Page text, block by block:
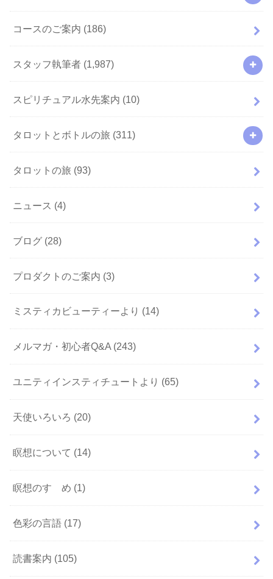
コースのご案内 (186)
スタッフ執筆者 (1,987)
スピリチュアル水先案内 (10)
タロットとボトルの旅 (311)
タロットの旅 (93)
ニュース (4)
ブログ (28)
プロダクトのご案内 (3)
ミスティカビューティーより (14)
メルマガ・初心者Q&A (243)
ユニティインスティチュートより (65)
天使いろいろ (20)
瞑想について (14)
瞑想のすゝめ (1)
色彩の言語 (17)
読書案内 (105)